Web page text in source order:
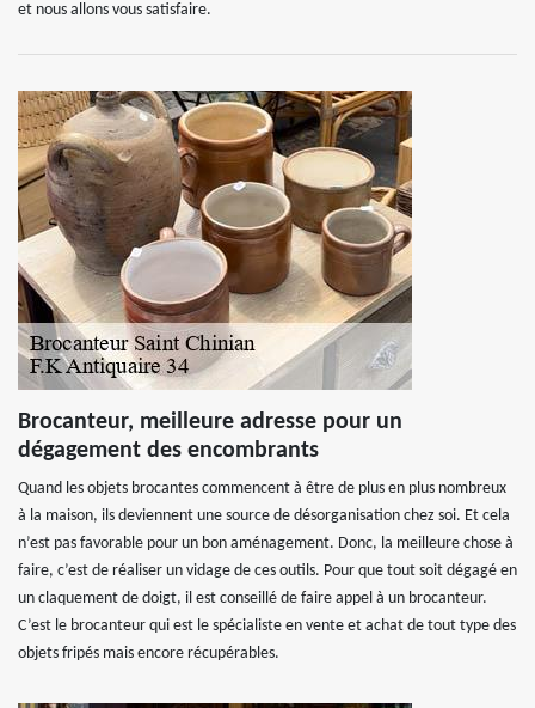
et nous allons vous satisfaire.
Brocanteur, meilleure adresse pour un
dégagement des encombrants
Quand les objets brocantes commencent à être de plus en plus nombreux
à la maison, ils deviennent une source de désorganisation chez soi. Et cela
n’est pas favorable pour un bon aménagement. Donc, la meilleure chose à
faire, c’est de réaliser un vidage de ces outils. Pour que tout soit dégagé en
un claquement de doigt, il est conseillé de faire appel à un brocanteur.
C’est le brocanteur qui est le spécialiste en vente et achat de tout type des
objets fripés mais encore récupérables.